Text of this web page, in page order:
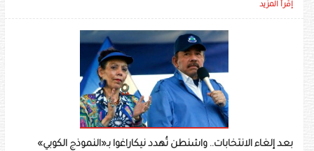
إقرأ المزيد
بعد إلغاء الانتخابات.. واشنطن تُهدد نيكاراغوا بـ«النموذج الكوبي»